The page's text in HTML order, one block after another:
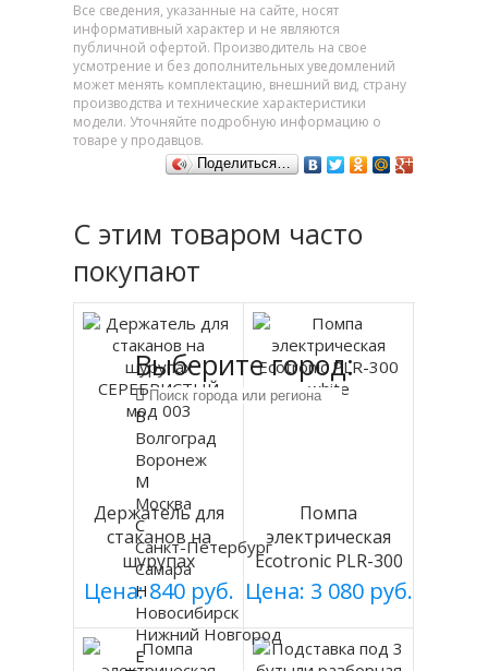
Все сведения, указанные на сайте, носят
информативный характер и не являются
публичной офертой. Производитель на свое
усмотрение и без дополнительных уведомлений
может менять комплектацию, внешний вид, страну
производства и технические характеристики
модели. Уточняйте подробную информацию о
товаре у продавцов.
Поделиться…
С этим товаром часто
покупают
Держатель для
стаканов на
шурупах
СЕРЕБРИСТЫЙ
мод 003
Цена: 840 руб.
Помпа
электрическая
Ecotronic PLR-300
white
Цена: 3 080 руб.
Выберите город:
В
Волгоград
Воронеж
М
Москва
С
Санкт-Петербург
Самара
Н
Новосибирск
Нижний Новгород
Е